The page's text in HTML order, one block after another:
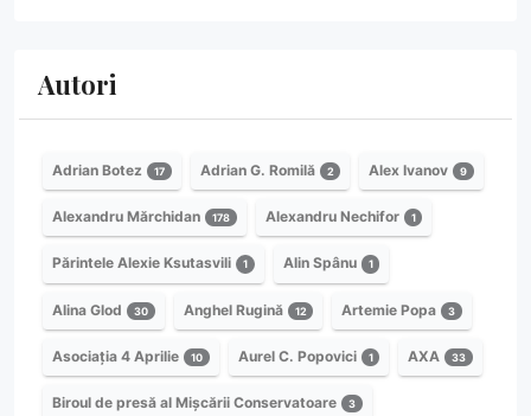
Autori
Adrian Botez 17 Adrian G. Romilă 2 Alex Ivanov 9
Alexandru Mărchidan 178 Alexandru Nechifor 1
Părintele Alexie Ksutasvili 1 Alin Spânu 1
Alina Glod 30 Anghel Rugină 12 Artemie Popa 3
Asociația 4 Aprilie 10 Aurel C. Popovici 1 AXA 33
Biroul de presă al Mișcării Conservatoare 3